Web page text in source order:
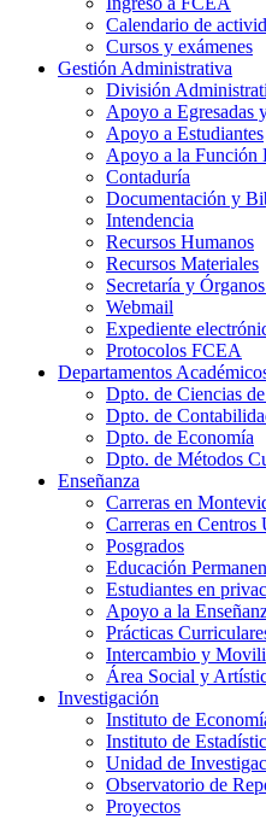
Calendario de
Cursos y exámenes
Gestión Administrativa
División
Apoyo a Egresadas
Apoyo a Estudiantes
Apoyo a la Función
Contaduría
Documentación y
Intendencia
Recursos Humanos
Recursos Materiales
Secretaría y
Webmail
Expediente
Protocolos FCEA
Departamentos
Dpto. de Ciencias
Dpto. de
Dpto. de Economía
Dpto. de Métodos
Enseñanza
Carreras en
Carreras en
Posgrados
Educación
Estudiantes en
Apoyo a la
Prácticas
Intercambio y
Área Social y
Investigación
Instituto de
Instituto de
Unidad de
Observatorio de
Proyectos